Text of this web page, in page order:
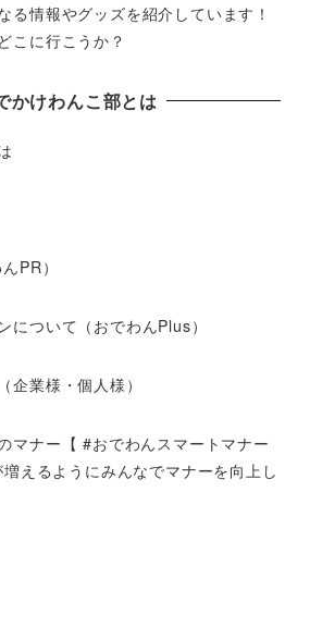
る情報やグッズを紹介しています！
こに行こうか？
かけわんこ部とは
PR）
について（おでわんPlus）
企業様・個人様）
マナー【 #おでわんスマートマナー
えるようにみんなでマナーを向上し